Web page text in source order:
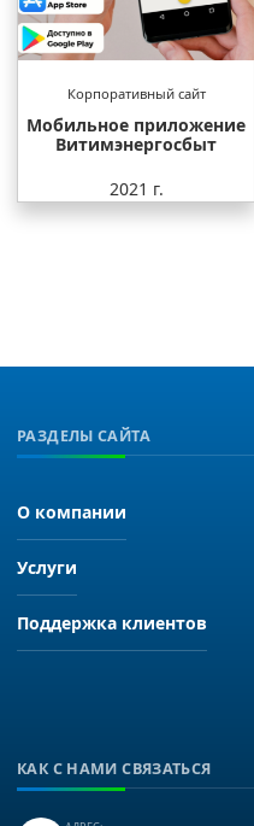
Корпоративный сайт
Мобильное приложение
Витимэнергосбыт
2021 г.
РАЗДЕЛЫ САЙТА
О компании
Услуги
Поддержка клиентов
КАК С НАМИ СВЯЗАТЬСЯ